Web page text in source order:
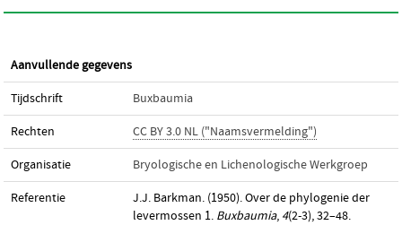
Aanvullende gegevens
Tijdschrift Buxbaumia
Rechten CC BY 3.0 NL ("Naamsvermelding")
Organisatie Bryologische en Lichenologische Werkgroep
Referentie
J.J. Barkman. (1950). Over de phylogenie der
levermossen 1. Buxbaumia, 4(2-3), 32–48.